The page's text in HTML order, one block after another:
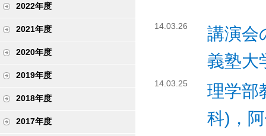
2022年度
2021年度
2020年度
2019年度
2018年度
2017年度
14.03.26
講演会
義塾大
14.03.25
理学部
科)，